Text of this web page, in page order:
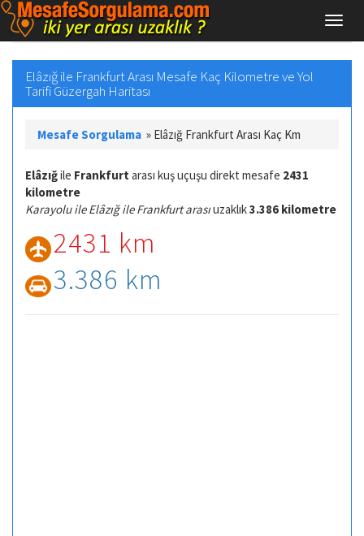
Elâzığ ile Frankfurt Arası Mesafe Kaç Kilometre ve Yol
Tarifi Güzergah Haritası
Mesafe Sorgulama » Elâzığ Frankfurt Arası Kaç Km
Elâzığile Frankfurt arası kuş uçuşu direkt mesafe 2431
kilometre
Karayolu ile Elâzığ ile Frankfurt arasıuzaklık3.386 kilometre
2431 km
3.386 km